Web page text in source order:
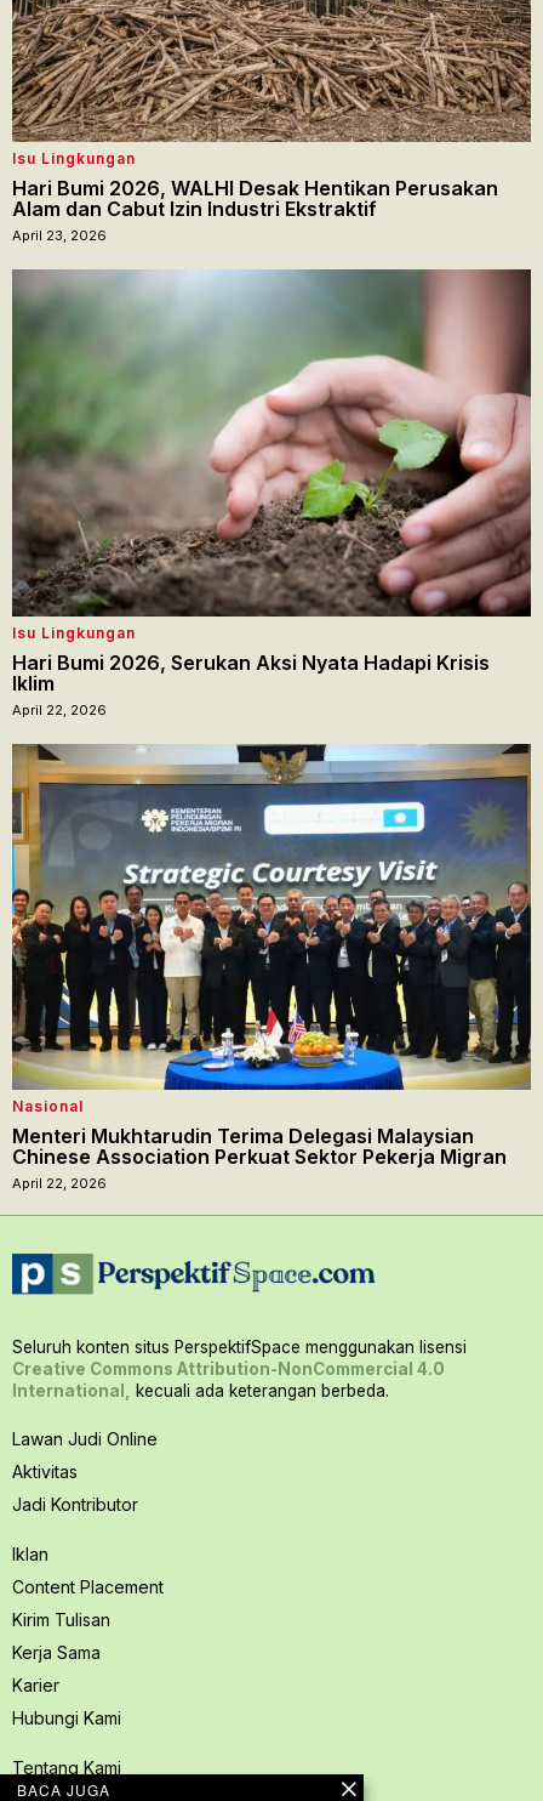
Isu Lingkungan
Hari Bumi 2026, WALHI Desak Hentikan Perusakan
Alam dan Cabut Izin Industri Ekstraktif
April 23, 2026
Isu Lingkungan
Hari Bumi 2026, Serukan Aksi Nyata Hadapi Krisis
Iklim
April 22, 2026
Nasional
Menteri Mukhtarudin Terima Delegasi Malaysian
Chinese Association Perkuat Sektor Pekerja Migran
April 22, 2026
Seluruh konten situs PerspektifSpace menggunakan lisensi
Creative Commons Attribution-NonCommercial 4.0
International,
kecuali ada keterangan berbeda.
Lawan Judi Online
Aktivitas
Jadi Kontributor
Iklan
Content Placement
Kirim Tulisan
Kerja Sama
Karier
Hubungi Kami
Tentang Kami
BACA JUGA